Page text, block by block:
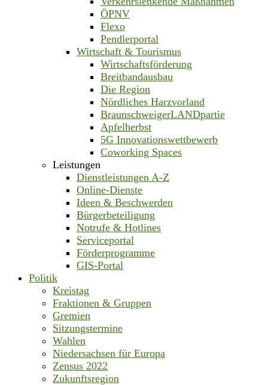
ÖPNV
Flexo
Pendlerportal
Wirtschaft & Tourismus
Wirtschaftsförderung
Breitbandausbau
Die Region
Nördliches Harzvorland
BraunschweigerLANDpartie
Apfelherbst
5G Innovationswettbewerb
Coworking Spaces
Leistungen
Dienstleistungen A-Z
Online-Dienste
Ideen & Beschwerden
Bürgerbeteiligung
Notrufe & Hotlines
Serviceportal
Förderprogramme
GIS-Portal
Politik
Kreistag
Fraktionen & Gruppen
Gremien
Sitzungstermine
Wahlen
Niedersachsen für Europa
Zensus 2022
Zukunftsregion